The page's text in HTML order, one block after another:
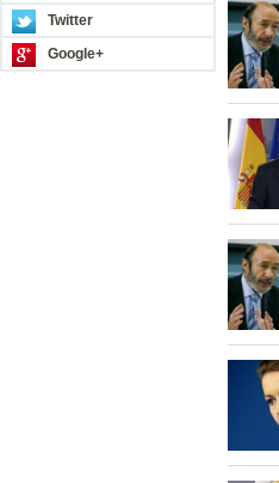
Twitter
Google+